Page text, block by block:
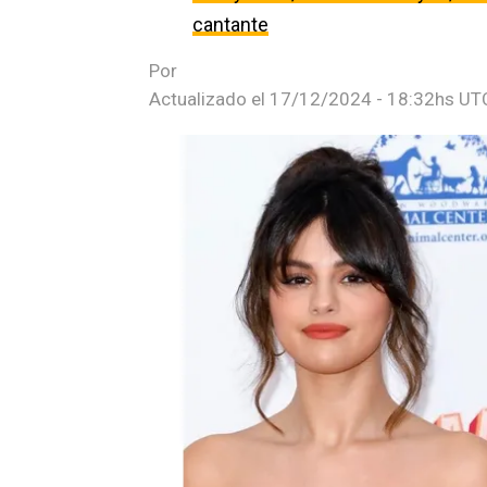
cantante
Por
Actualizado el 17/12/2024 - 18:32hs